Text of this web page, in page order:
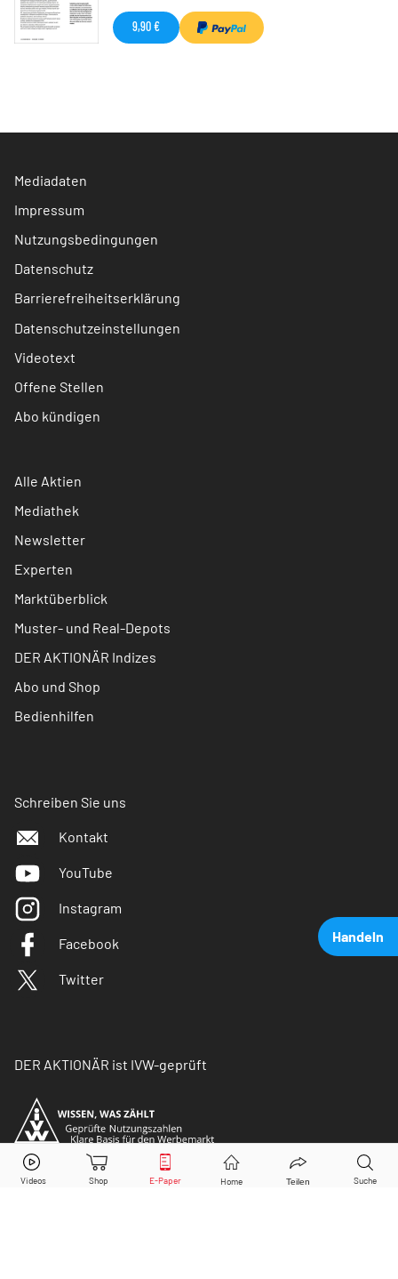
Handeln
Wirecard Aktie jetzt handeln?
9,90 €
Mediadaten
Impressum
Nutzungsbedingungen
Datenschutz
Barrierefreiheitserklärung
Datenschutzeinstellungen
Videotext
Offene Stellen
Abo kündigen
Alle Aktien
Mediathek
Newsletter
Experten
Marktüberblick
Muster- und Real-Depots
DER AKTIONÄR Indizes
Abo und Shop
Bedienhilfen
Schreiben Sie uns
Kontakt
YouTube
Instagram
Facebook
Twitter
DER AKTIONÄR ist IVW-geprüft